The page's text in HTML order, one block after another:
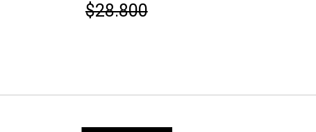
$28.800